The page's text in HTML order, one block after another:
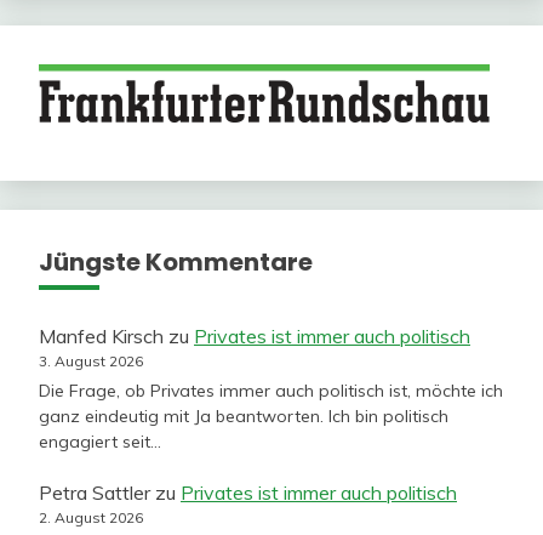
Jüngste Kommentare
Manfed Kirsch zu Privates ist immer auch politisch
3. August 2026
Die Frage, ob Privates immer auch politisch ist, möchte ich
ganz eindeutig mit Ja beantworten. Ich bin politisch
engagiert seit…
Petra Sattlerzu Privates ist immer auch politisch
2. August 2026